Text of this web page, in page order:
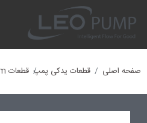
صفحه اصلی قطعات یدکی پمپ قطعات Apm